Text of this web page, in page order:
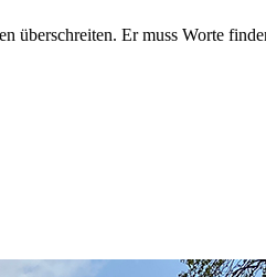
überschreiten. Er muss Worte